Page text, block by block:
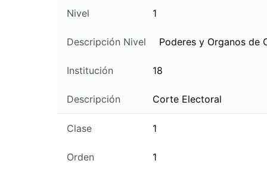
Nivel 1
Descripción Nivel Poderes y Organos de
Institución 18
Descripción Corte Electoral
Clase 1
Orden 1